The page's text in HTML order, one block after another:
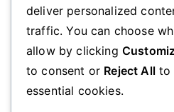
συνεργασία με τοπικά
της συμμετοχής.
Προσφορά υποτροφιών σε
αθλητές για να επιδιώξουν
τους φιλοδοξίες.
deliver personalized
traffic. You can choose
allow by clicking
to consent or Reject Allto
essential cookies.